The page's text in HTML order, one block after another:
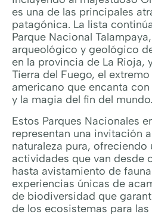
es una de las principales
patagónica. La lista
Parque Nacional
arqueológico y geológico
en la provincia de La Rioja,
Tierra del Fuego, el
americano que encanta
y la magia del fin del mundo.
Estos Parques Nacionales
representan una invitación
naturaleza pura,
actividades que van desde
hasta avistamiento de
experiencias únicas de
de biodiversidad que
de los ecosistemas para